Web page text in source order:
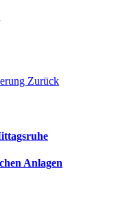
Zurück
Anlagen